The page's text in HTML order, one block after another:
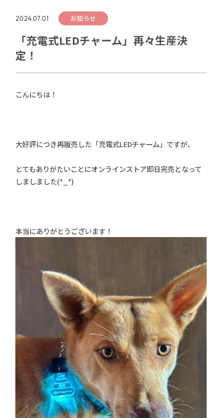
ハウス紹介
さかがみ家おすすめグッズ
新着情報
2024.07.01 お知らせ
「充電式LEDチャーム」再々生産決
定！
こんにちは！
大好評につき再販売した「充電式LEDチャーム」ですが、
とてもありがたいことにオンラインストア即日完売となって
しましました(*_*)
本当にありがとうございます！